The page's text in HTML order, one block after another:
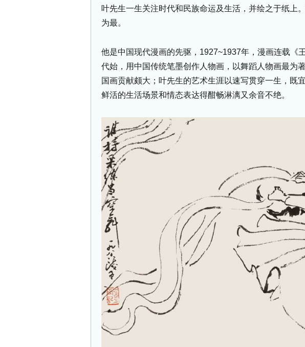
叶先生一生关注时代和民族命运及生活，并绘之于纸上
为最。
他是中国现代漫画的先驱，1927~1937年，漫画连载《
代始，用中国传统笔墨创作人物画，以舞蹈人物画最为
国画贡献颇大；叶先生的艺术生涯以速写贯穿一生，既
鲜活的生活场景和情态表达得酣畅淋漓又余音不绝。